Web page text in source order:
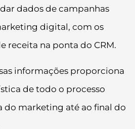
dados de campanhas
digital, com os
receita na ponta do CRM.
informações proporciona
de todo o processo
do marketing até ao final do